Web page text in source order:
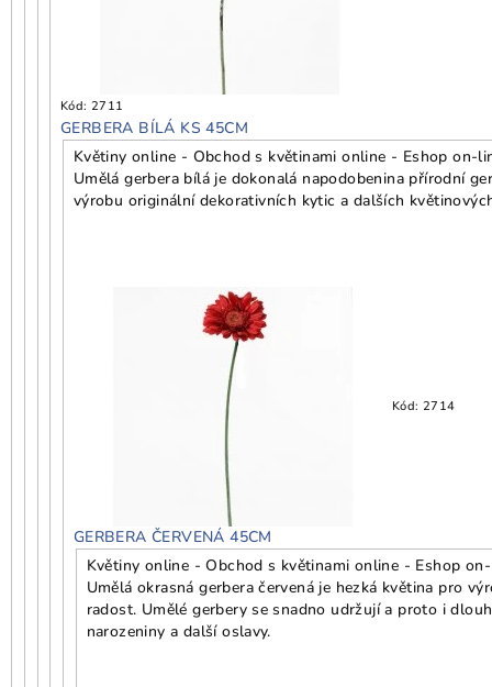
Kód: 2711
GERBERA BÍLÁ KS 45CM
Květiny online - Obchod s květinami online - Eshop on-
Umělá gerbera bílá je dokonalá napodobenina přírodní
výrobu originální dekorativních kytic a dalších
Kód: 2714
GERBERA ČERVENÁ 45CM
Květiny online - Obchod s květinami online - Eshop
Umělá okrasná gerbera červená je hezká květina pro
radost. Umělé gerbery se snadno udržují a proto i
narozeniny a další oslavy.